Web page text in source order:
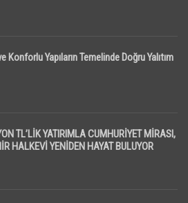
Konforlu Yapıların Temelinde Doğru Yalıtım
TL’LİK YATIRIMLA CUMHURİYET MİRASI,
HALKEVİ YENİDEN HAYAT BULUYOR